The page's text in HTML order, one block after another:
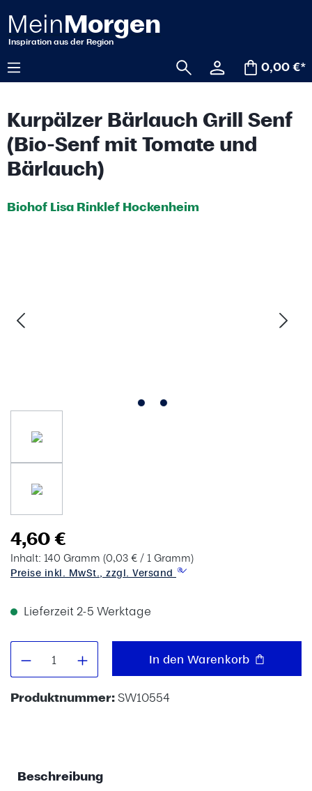
springen
0,00 €*
Kurpälzer Bärlauch Grill Senf
(Bio-Senf mit Tomate und
Bärlauch)
Biohof Lisa Rinklef Hockenheim
4,60 €
Inhalt: 140 Gramm (0,03 € / 1 Gramm)
Preise inkl. MwSt., zzgl. Versand
Lieferzeit 2-5 Werktage
Produkt Anzahl: Gib denIn den Warenkorb
Produktnummer:SW10554
Beschreibung